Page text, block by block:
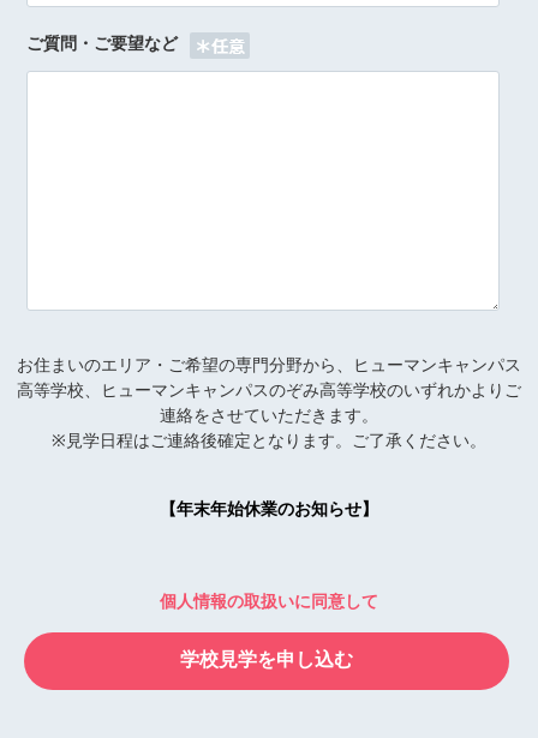
ご質問・ご要望など
お住まいのエリア・ご希望の専門分野から、ヒューマンキャンパス
高等学校、ヒューマンキャンパスのぞみ高等学校のいずれかよりご
連絡をさせていただきます。
※見学日程はご連絡後確定となります。ご了承ください。
【年末年始休業のお知らせ】
個人情報の取扱いに同意して